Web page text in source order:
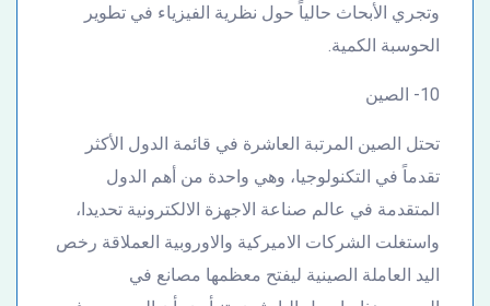
وتجري الأبحاث حالياً حول نظرية الفيزياء في تطوير
الحوسبة الكمية.
10- الصين
تحتل الصين المرتبة العاشرة في قائمة الدول الأكثر
تقدماً في التكنولوجيا، وهي واحدة من أهم الدول
المتقدمة في عالم صناعة الاجهزة الالكترونية تحديدا،
واستغلت الشركات الاميركية والاوروبية العملاقة رخص
اليد العاملة الصينية ليفتح معظمها مصانع في